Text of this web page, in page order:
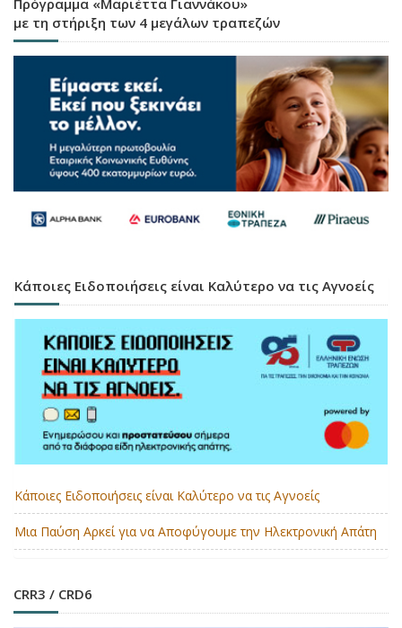
με τη στήριξη των 4 μεγάλων τραπεζών
Κάποιες Ειδοποιήσεις είναι Καλύτερο να τις Αγνοείς
Κάποιες Ειδοποιήσεις είναι Καλύτερο να τις Αγνοείς
Μια Παύση Αρκεί για να Αποφύγουμε την Ηλεκτρονική Απάτη
CRR3 / CRD6